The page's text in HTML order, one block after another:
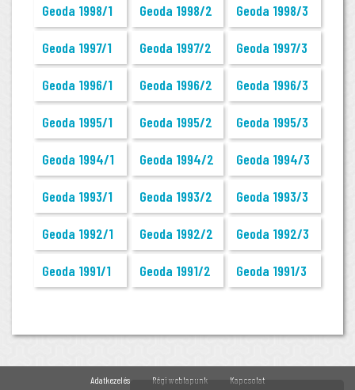
Geoda 1998/1 Geoda 1998/2 Geoda 1998/3
Geoda 1997/1 Geoda 1997/2 Geoda 1997/3
Geoda 1996/1 Geoda 1996/2 Geoda 1996/3
Geoda 1995/1 Geoda 1995/2 Geoda 1995/3
Geoda 1994/1 Geoda 1994/2 Geoda 1994/3
Geoda 1993/1 Geoda 1993/2 Geoda 1993/3
Geoda 1992/1 Geoda 1992/2 Geoda 1992/3
Geoda 1991/1 Geoda 1991/2 Geoda 1991/3
Adatkezelés Régi weblapunk Kapcsolat